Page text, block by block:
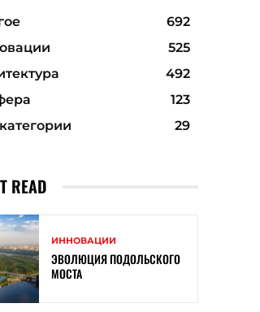
692
525
492
123
29
READ
ИННОВАЦИИ
ЭВОЛЮЦИЯ ПОДОЛЬСКОГО
МОСТА